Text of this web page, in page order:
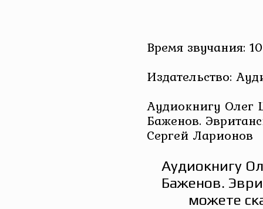
Время звучания:
Издательство:
Аудиокнигу Олег
Баженов.
Сергей Ларионов
Аудиокнигу
Баженов.
можете